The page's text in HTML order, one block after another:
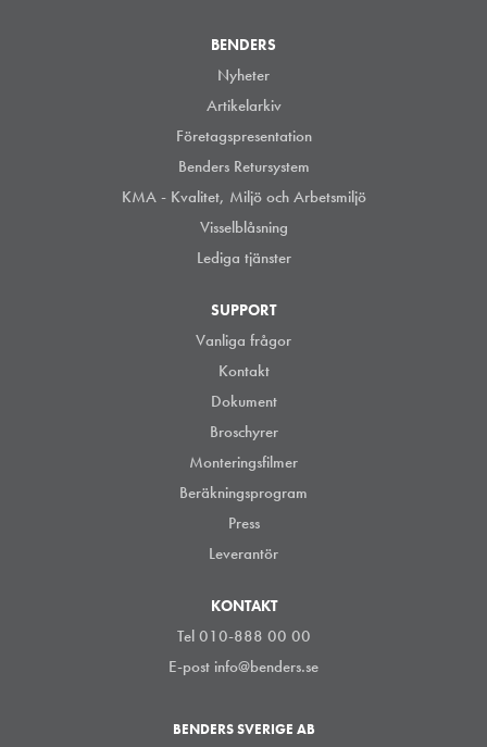
BENDERS
Nyheter
Artikelarkiv
Företagspresentation
Benders Retursystem
KMA - Kvalitet, Miljö och Arbetsmiljö
Visselblåsning
Lediga tjänster
SUPPORT
Vanliga frågor
Kontakt
Dokument
Broschyrer
Monteringsfilmer
Beräkningsprogram
Press
Leverantör
KONTAKT
Tel 010-888 00 00
E-post info@benders.se
BENDERS SVERIGE AB